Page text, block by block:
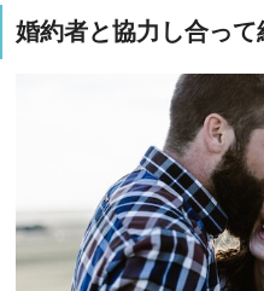
婚約者と協力し合っ